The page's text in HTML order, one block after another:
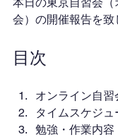
会）の開催報告を致
目次
オンライン自習
タイムスケジュ
勉強・作業内容